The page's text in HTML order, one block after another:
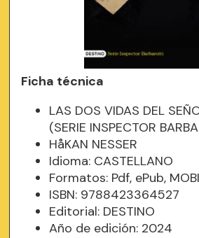
Ficha técnica
LAS DOS VIDAS DEL
(SERIE INSPECTOR
HåKAN NESSER
Idioma: CASTELLANO
Formatos: Pdf, ePub,
ISBN: 9788423364527
Editorial: DESTINO
Año de edición: 2024